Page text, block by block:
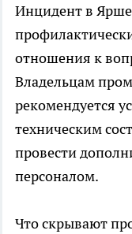
Инцидент в
отношения к
Владельцам
рекомендуется
техническим
провести
персоналом.
Что скрывают